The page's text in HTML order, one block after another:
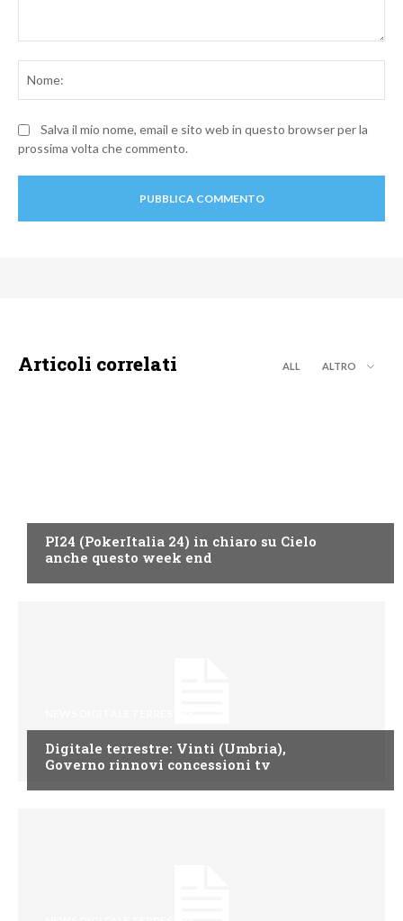
Salva il mio nome, email e sito web in questo browser per la
prossima volta che commento.
Articoli correlati ALL ALTRO
PI24 (PokerItalia 24) in chiaro su Cielo
anche questo week end
Digitale terrestre: Vinti (Umbria),
Governo rinnovi concessioni tv